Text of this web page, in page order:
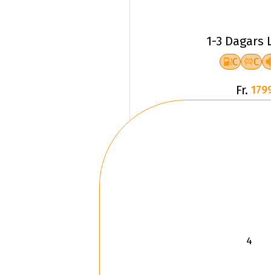
1-3 Dagars
C C
Fr.